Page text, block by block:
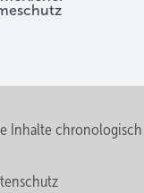
Inhalte chronologisch